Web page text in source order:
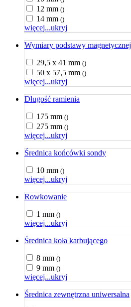
12 mm ()
14 mm ()
więcej...ukryj
Wymiary podstawy magnetycznej
29,5 x 41 mm ()
50 x 57,5 mm ()
więcej...ukryj
Długość ramienia
175 mm ()
275 mm ()
więcej...ukryj
Średnica końcówki sondy
10 mm ()
więcej...ukryj
Rowkowanie
1 mm ()
więcej...ukryj
Średnica koła karbującego
8 mm ()
9 mm ()
więcej...ukryj
Średnica zewnętrzna uniwersalna